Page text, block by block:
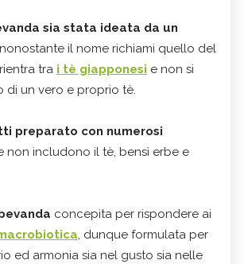
sia stata ideata da un
il nome richiami quello del
tra i tè giapponesi e non si
di un vero e proprio tè.
preparato con numerosi
non includono il tè, bensì erbe e
concepita per rispondere ai
, dunque formulata per
ed armonia sia nel gusto sia nelle